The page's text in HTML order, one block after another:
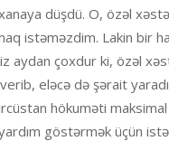
düşdü. O, özəl
istəməzdim. Lakin bir
aydan çoxdur ki, özəl
eləcə də şərait
hökuməti
göstərmək üçün